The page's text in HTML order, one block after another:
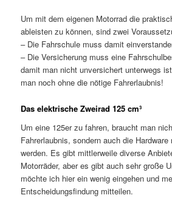
Um mit dem eigenen Motorrad die
ableisten zu können, sind zwei
– Die Fahrschule muss damit
– Die Versicherung muss eine
damit man nicht unversichert unterwegs
man noch ohne die nötige Fahrerlaubnis!
Das elektrische Zweirad 125 cm³
Um eine 125er zu fahren, braucht man
Fahrerlaubnis, sondern auch die
werden. Es gibt mittlerweile diverse
Motorräder, aber es gibt auch sehr große
möchte ich hier ein wenig eingehen und
Entscheidungsfindung mitteilen.